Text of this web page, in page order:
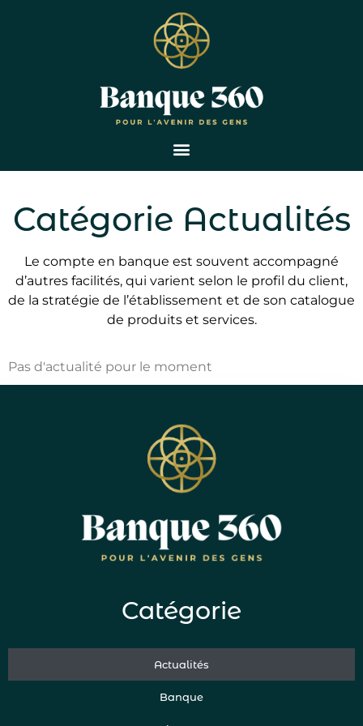
Catégorie Actualités
Le compte en banque est souvent accompagné
d’autres facilités, qui varient selon le profil du client,
de la stratégie de l’établissement et de son catalogue
de produits et services.
Pas d'actualité pour le moment
Catégorie
Actualités
Banque